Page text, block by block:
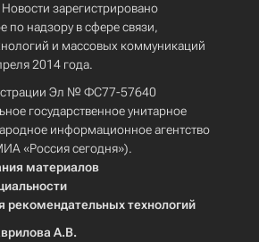
зарегистрировано
по надзору в сфере связи,
и массовых коммуникаций
2014 года.
Эл № ФС77-57640
государственное унитарное
информационное агентство
«Россия сегодня»).
материалов
рекомендательных технологий
А.В.